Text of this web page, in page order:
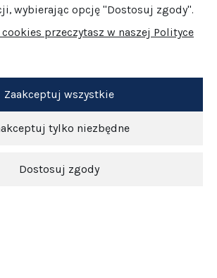
wybierając opcję "Dostosuj zgody".
przeczytasz w naszej Polityce
tylko niezbędne
Dostosuj zgody
Zaakceptuj wszystkie